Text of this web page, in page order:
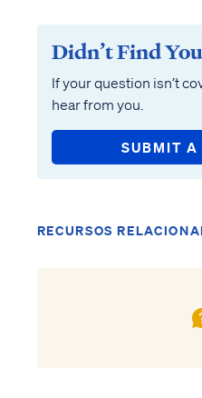
Didn’t Find
If your question isn’t
hear from you.
SUBMIT A
RECURSOS